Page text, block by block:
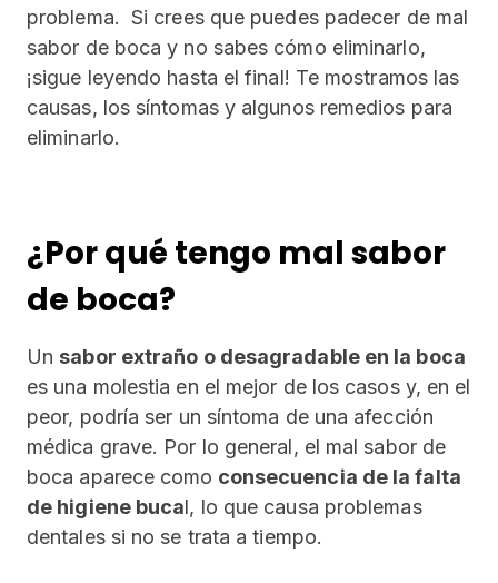
problema. Si crees que puedes padecer de mal
sabor de boca y no sabes cómo eliminarlo,
¡sigue leyendo hasta el final! Te mostramos las
causas, los síntomas y algunos remedios para
eliminarlo.
¿Por qué tengo mal sabor
de boca?
Un sabor extraño o desagradable en la boca
es una molestia en el mejor de los casos y, en el
peor, podría ser un síntoma de una afección
médica grave. Por lo general, el mal sabor de
boca aparece como consecuencia de la falta
de higiene bucal, lo que causa problemas
dentales si no se trata a tiempo.